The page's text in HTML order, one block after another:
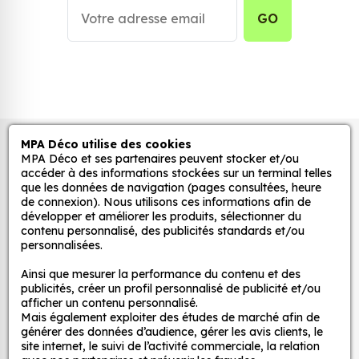
goûts sont permis. Sélectionnez la couleur qui ira
Faites appel à notre équipe de
professionnels qualifiés
Faites confiance à l’expertise de MPA Déco pour
choisir vos stickers. Grâce à notre expérience, vous
allez pouvoir décorer votre maison et votre voiture
comme vous en avez envie ! Depuis plus de 20 ans,
nos artisans qualifiés situés dans un atelier à Dijon
précisément à votre besoin et de préparer vos
commandes. C’est avec ce savoir-faire français
que nos professionnels vous permettent de
bénéficier facilement de stickers Circuit
Hockenheim de qualité et à petit prix !
GO
Autocollants pour véhicules et stickers
décoratifs
MPA Déco
Nos services
Nos sites
MPA Déco utilise des cookies
MPA Déco et ses partenaires peuvent stocker et/ou
accéder à des informations stockées sur un terminal telles
que les données de navigation (pages consultées, heure
de connexion). Nous utilisons ces informations afin de
développer et améliorer les produits, sélectionner du
contenu personnalisé, des publicités standards et/ou
personnalisées.
Ainsi que mesurer la performance du contenu et des
publicités, créer un profil personnalisé de publicité et/ou
afficher un contenu personnalisé.
Mais également exploiter des études de marché afin de
générer des données d’audience, gérer les avis clients, le
site internet, le suivi de l’activité commerciale, la relation